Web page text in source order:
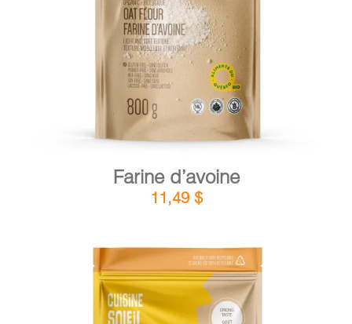
AJOUTER AU PANIER / DÉTAILS
Farine d’avoine
11,49 $